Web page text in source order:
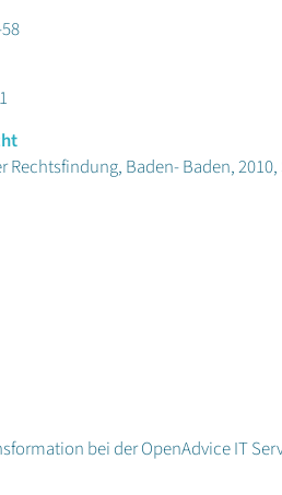
Baden- Baden, 2010,
bei der OpenAdvice IT